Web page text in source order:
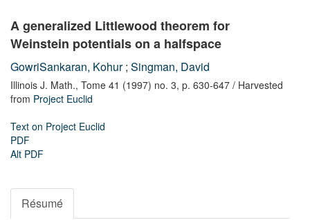
A generalized Littlewood theorem for
Weinstein potentials on a halfspace
GowriSankaran, Kohur; Singman, David
Illinois J. Math., Tome 41 (1997) no. 3, p. 630-647 / Harvested
from Project Euclid
Text on Project Euclid
PDF
Alt PDF
Résumé